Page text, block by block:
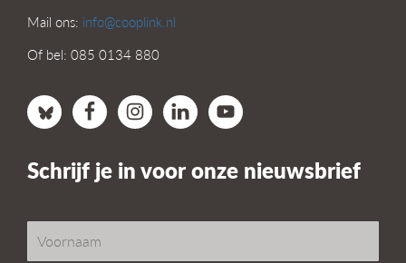
Mail ons: info@cooplink.nl
Of bel: 085 0134 880
Schrijf je in voor onze nieuwsbrief